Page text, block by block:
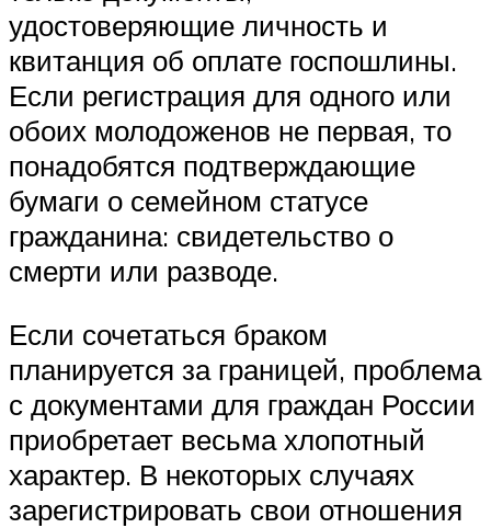
удостоверяющие личность и
квитанция об оплате госпошлины.
Если регистрация для одного или
обоих молодоженов не первая, то
понадобятся подтверждающие
бумаги о семейном статусе
гражданина: свидетельство о
смерти или разводе.
Если сочетаться браком
планируется за границей, проблема
с документами для граждан России
приобретает весьма хлопотный
характер. В некоторых случаях
зарегистрировать свои отношения